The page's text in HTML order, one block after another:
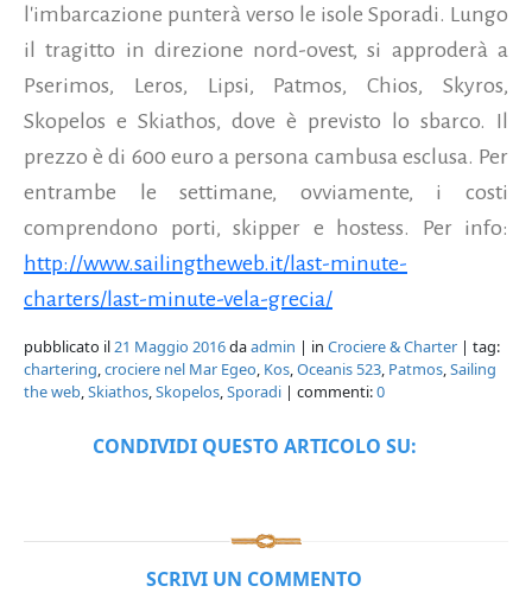
l'imbarcazione punterà verso le isole Sporadi. Lungo
il tragitto in direzione nord-ovest, si approderà a
Pserimos, Leros, Lipsi, Patmos, Chios, Skyros,
Skopelos e Skiathos, dove è previsto lo sbarco. Il
prezzo è di 600 euro a persona cambusa esclusa. Per
entrambe le settimane, ovviamente, i costi
comprendono porti, skipper e hostess. Per info:
http://www.sailingtheweb.it/last-minute-
charters/last-minute-vela-grecia/
pubblicato il21 Maggio 2016daadmin | in Crociere & Charter | tag:
chartering,crociere nel Mar Egeo, Kos,Oceanis 523, Patmos,Sailing
the web,Skiathos,Skopelos,Sporadi | commenti:0
CONDIVIDI QUESTO ARTICOLO SU:
SCRIVI UN COMMENTO